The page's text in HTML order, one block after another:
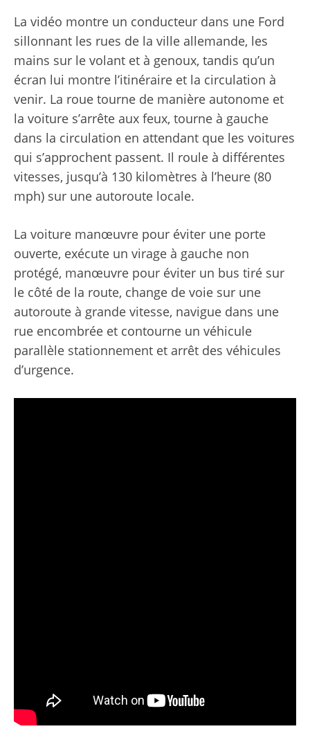
La vidéo montre un conducteur dans une Ford
sillonnant les rues de la ville allemande, les
mains sur le volant et à genoux, tandis qu’un
écran lui montre l’itinéraire et la circulation à
venir. La roue tourne de manière autonome et
la voiture s’arrête aux feux, tourne à gauche
dans la circulation en attendant que les voitures
qui s’approchent passent. Il roule à différentes
vitesses, jusqu’à 130 kilomètres à l’heure (80
mph) sur une autoroute locale.
La voiture manœuvre pour éviter une porte
ouverte, exécute un virage à gauche non
protégé, manœuvre pour éviter un bus tiré sur
le côté de la route, change de voie sur une
autoroute à grande vitesse, navigue dans une
rue encombrée et contourne un véhicule
parallèle stationnement et arrêt des véhicules
d’urgence.